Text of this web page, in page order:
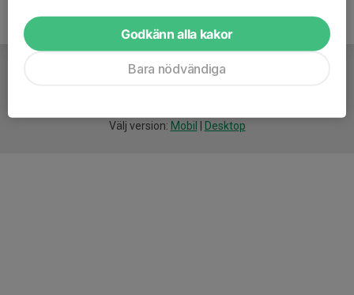
Välj version: Mobil Desktop
Godkänn alla kakor
Bara nödvändiga